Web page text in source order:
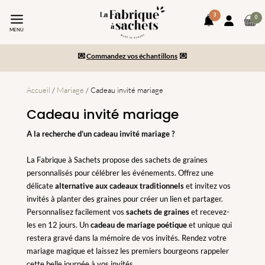
MENU
3
notifications
Mon
0
-10% sur votre commande en vous inscrivant à la newsletter
💌Commandez vos échantillons 💌
Paiement en 2x/3x et livraison gratuite dès 150€ d’achats
Accueil / Mariage / Cadeau invité mariage
Cadeau invité mariage
A la recherche d’un cadeau invité mariage ?
La Fabrique à Sachets propose des sachets de graines
personnalisés pour célébrer les événements. Offrez une
délicatealternative aux cadeaux traditionnelset invitez vos
invités à planter des graines pour créer un lien et partager.
Personnalisez facilement vos sachets de graineset recevez-
les en 12 jours. Uncadeau de mariage poétiqueet unique qui
restera gravé dans la mémoire de vos invités. Rendez votre
mariage magique et laissez les premiers bourgeons rappeler